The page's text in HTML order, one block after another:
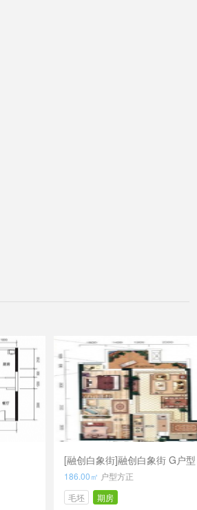
[融创白象街]融创白象街 G户型
186.00㎡ 户型方正
毛坯
期房